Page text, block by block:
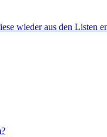
wieder aus den Listen